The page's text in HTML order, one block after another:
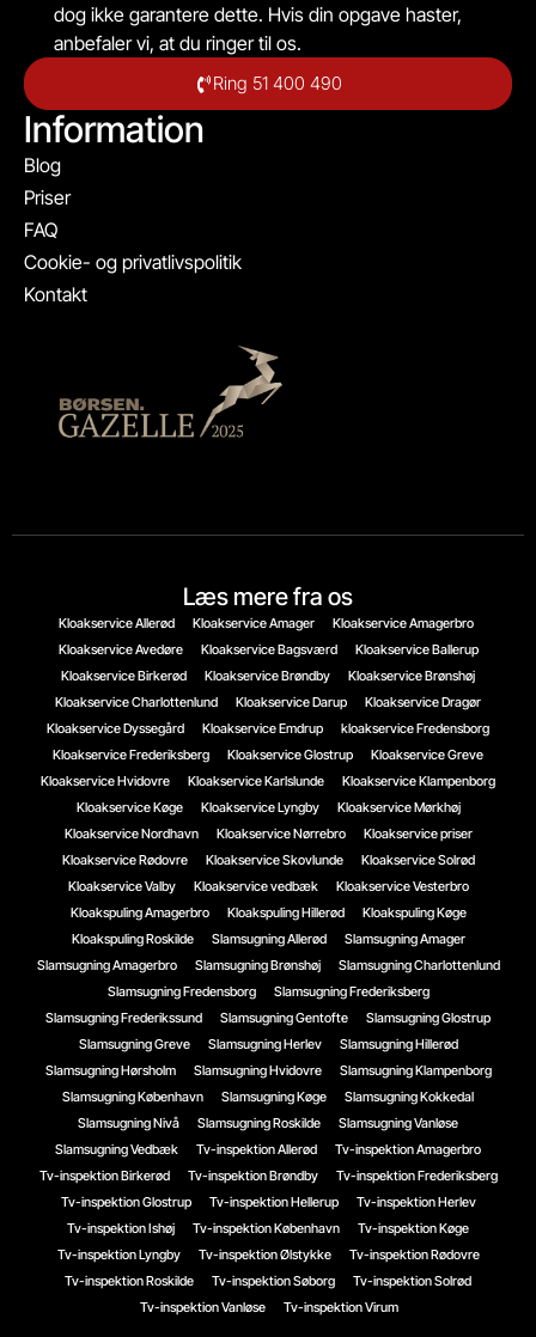
dog ikke garantere dette. Hvis din opgave haster,
anbefaler vi, at du ringer til os.
Ring 51 400 490
Information
Blog
Priser
FAQ
Cookie- og privatlivspolitik
Kontakt
Læs mere fra os
Kloakservice Allerød Kloakservice Amager
Kloakservice Amagerbro
Kloakservice Avedøre
Kloakservice Bagsværd
Kloakservice Ballerup
Kloakservice Birkerød
Kloakservice Brøndby
Kloakservice Brønshøj
Kloakservice Charlottenlund
Kloakservice Darup
Kloakservice Dragør
Kloakservice Dyssegård
Kloakservice Emdrup
kloakservice Fredensborg
Kloakservice Frederiksberg
Kloakservice Glostrup
Kloakservice Greve
Kloakservice Hvidovre
Kloakservice Karlslunde
Kloakservice Klampenborg
Kloakservice Køge
Kloakservice Lyngby
Kloakservice Mørkhøj
Kloakservice Nordhavn
Kloakservice Nørrebro
Kloakservice priser
Kloakservice Rødovre
Kloakservice Skovlunde
Kloakservice Solrød
Kloakservice Valby
Kloakservice vedbæk
Kloakservice Vesterbro
Kloakspuling Amagerbro
Kloakspuling Hillerød
Kloakspuling Køge
Kloakspuling Roskilde
Slamsugning Allerød
Slamsugning Amager
Slamsugning Amagerbro
Slamsugning Brønshøj
Slamsugning Charlottenlund
Slamsugning Fredensborg
Slamsugning Frederiksberg
Slamsugning Frederikssund
Slamsugning Gentofte
Slamsugning Glostrup
Slamsugning Greve
Slamsugning Herlev
Slamsugning Hillerød
Slamsugning Hørsholm
Slamsugning Hvidovre
Slamsugning Klampenborg
Slamsugning København
Slamsugning Køge
Slamsugning Kokkedal
Slamsugning Nivå
Slamsugning Roskilde
Slamsugning Vanløse
Slamsugning Vedbæk
Tv-inspektion Allerød
Tv-inspektion Amagerbro
Tv-inspektion Birkerød
Tv-inspektion Brøndby
Tv-inspektion Frederiksberg
Tv-inspektion Glostrup
Tv-inspektion Hellerup
Tv-inspektion Herlev
Tv-inspektion Ishøj
Tv-inspektion København
Tv-inspektion Køge
Tv-inspektion Lyngby
Tv-inspektion Ølstykke
Tv-inspektion Rødovre
Tv-inspektion Roskilde
Tv-inspektion Søborg
Tv-inspektion Solrød
Tv-inspektion Vanløse
Tv-inspektion Virum